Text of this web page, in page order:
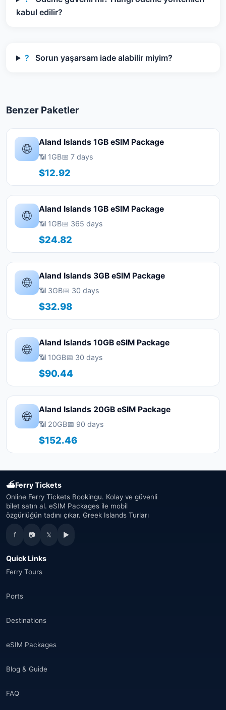
kabul edilir?
? Sorun yaşarsam iade alabilir miyim?
Benzer Paketler
🌐 Aland Islands 1GB eSIM Package
📶 1GB📅 7 days
$12.92
🌐 Aland Islands 1GB eSIM Package
📶 1GB📅 365 days
$24.82
🌐 Aland Islands 3GB eSIM Package
📶 3GB📅 30 days
$32.98
🌐 Aland Islands 10GB eSIM Package
📶 10GB📅 30 days
$90.44
🌐 Aland Islands 20GB eSIM Package
📶 20GB📅 90 days
$152.46
⛴Ferry Tickets
Online Ferry Tickets Bookingu. Kolay ve güvenli
bilet satın al. eSIM Packages ile mobil
özgürlüğün tadını çıkar. Greek Islands Turları
f 📷 𝕏 ▶
Quick Links
Ferry Tours
Ports
Destinations
eSIM Packages
Blog & Guide
FAQ